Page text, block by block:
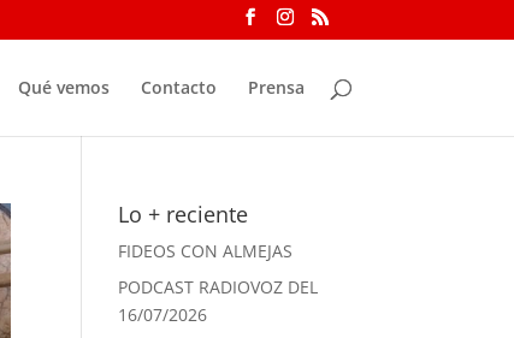
Qué vemos Contacto Prensa
Lo + reciente
FIDEOS CON ALMEJAS
PODCAST RADIOVOZ DEL
16/07/2026